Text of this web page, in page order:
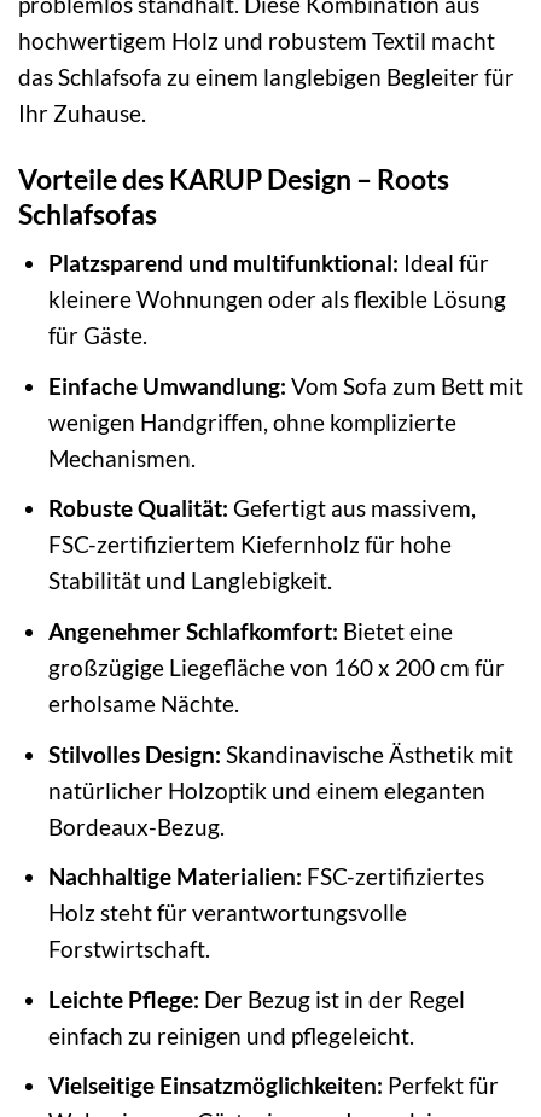
hochwertigem Holz und robustem Textil macht
das Schlafsofa zu einem langlebigen Begleiter für
Ihr Zuhause.
Vorteile des KARUP Design – Roots
Schlafsofas
Platzsparend und multifunktional: Ideal für
kleinere Wohnungen oder als flexible Lösung
für Gäste.
Einfache Umwandlung: Vom Sofa zum Bett mit
wenigen Handgriffen, ohne komplizierte
Mechanismen.
Robuste Qualität: Gefertigt aus massivem,
FSC-zertifiziertem Kiefernholz für hohe
Stabilität und Langlebigkeit.
Angenehmer Schlafkomfort: Bietet eine
großzügige Liegefläche von 160 x 200 cm für
erholsame Nächte.
Stilvolles Design: Skandinavische Ästhetik mit
natürlicher Holzoptik und einem eleganten
Bordeaux-Bezug.
Nachhaltige Materialien: FSC-zertifiziertes
Holz steht für verantwortungsvolle
Forstwirtschaft.
Leichte Pflege: Der Bezug ist in der Regel
einfach zu reinigen und pflegeleicht.
Vielseitige Einsatzmöglichkeiten: Perfekt für